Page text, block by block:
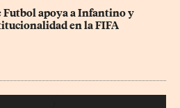
Futbol apoya a Infantino y
en la FIFA